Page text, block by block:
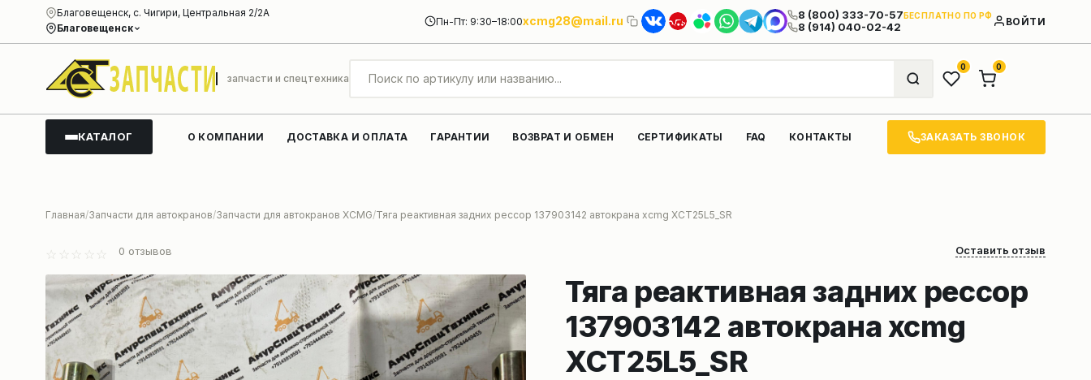
Благовещенск
Благовещенск, с. Чигири, Центральная 2/2А
Пн-Пт: 9:30–18:00xcmg28@mail.ru 8 (800) 333-70-57БЕСПЛАТНО ПО РФ
8 (914) 040-02-42 ВОЙТИ
запчасти и спецтехника
0 0
КАТАЛОГ О КОМПАНИИ ДОСТАВКА И ОПЛАТА ГАРАНТИИ ВОЗВРАТ И ОБМЕН СЕРТИФИКАТЫ FAQ КОНТАКТЫ ЗАКАЗАТЬ ЗВОНОК
Главная Запчасти для автокранов Запчасти для автокранов XCMG Тяга реактивная задних рессор 137903142 автокрана xcmg XCT25L5_SR
0 отзывов Оставить отзыв
Тяга реактивная задних рессор
137903142 автокрана xcmg
XCT25L5_SR